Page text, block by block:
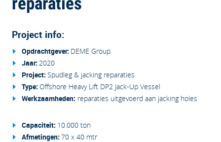
Project info:
Opdrachtgever: DEME Group
Jaar: 2020
Project: Spudleg & jacking reparaties
Type: Offshore Heavy Lift DP2 Jack-Up Vessel
Werkzaamheden: reparaties uitgevoerd aan jacking holes
Capaciteit: 10.000 ton
Afmetingen: 70 x 40 mtr